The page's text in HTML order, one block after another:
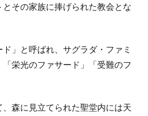
その家族に捧げられた教会とな
」と呼ばれ、サグラダ・ファミ
栄光のファサード」「受難のフ
森に見立てられた聖堂内には天